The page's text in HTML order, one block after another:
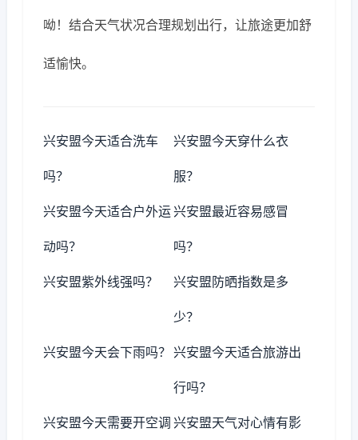
呦！结合天气状况合理规划出行，让旅途更加舒
适愉快。
兴安盟今天适合洗车
吗？
兴安盟今天穿什么衣
服？
兴安盟今天适合户外运
动吗？
兴安盟最近容易感冒
吗？
兴安盟紫外线强吗？ 兴安盟防晒指数是多
少？
兴安盟今天会下雨吗？ 兴安盟今天适合旅游出
行吗？
兴安盟今天需要开空调 兴安盟天气对心情有影